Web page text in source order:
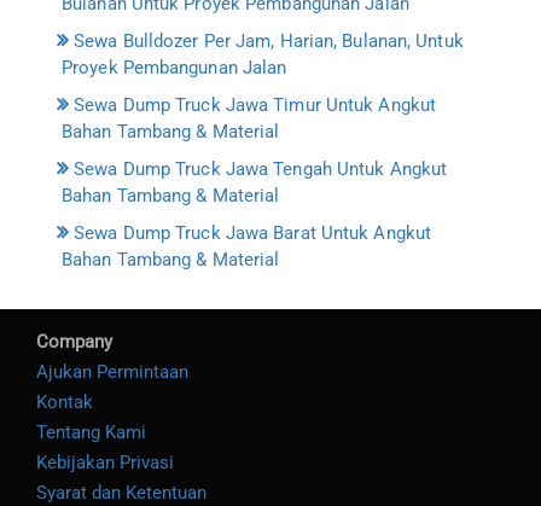
Sewa Bulldozer Per Jam, Harian, Bulanan, Untuk
Proyek Pembangunan Jalan
Sewa Dump Truck Jawa Timur Untuk Angkut
Bahan Tambang & Material
Sewa Dump Truck Jawa Tengah Untuk Angkut
Bahan Tambang & Material
Sewa Dump Truck Jawa Barat Untuk Angkut
Bahan Tambang & Material
Company
Ajukan Permintaan
Kontak
Tentang Kami
Kebijakan Privasi
Syarat dan Ketentuan